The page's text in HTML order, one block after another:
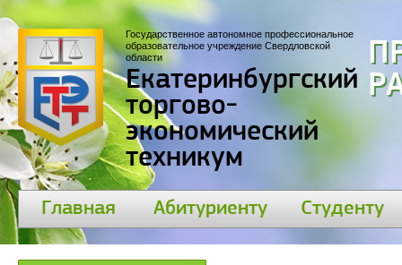
Государственное автономное профессиональное
образовательное учреждение Свердловской
области
Екатеринбургский
торгово-
экономический
техникум
Главная Абитуриенту Студенту